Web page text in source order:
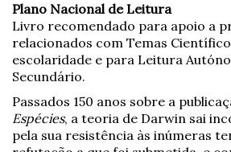
Plano Nacional de Leitura
Livro recomendado para apoio a
relacionados com Temas
escolaridade e para Leitura
Secundário.
Passados 150 anos sobre a
Espécies, a teoria de Darwin sai
pela sua resistência às inúmeras